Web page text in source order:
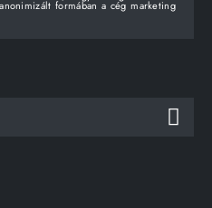
formában a cég marketing